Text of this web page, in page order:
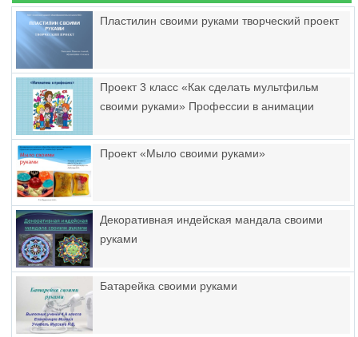
Пластилин своими руками творческий проект
Проект 3 класс «Как сделать мультфильм
своими руками» Профессии в анимации
Проект «Мыло своими руками»
Декоративная индейская мандала своими
руками
Батарейка своими руками